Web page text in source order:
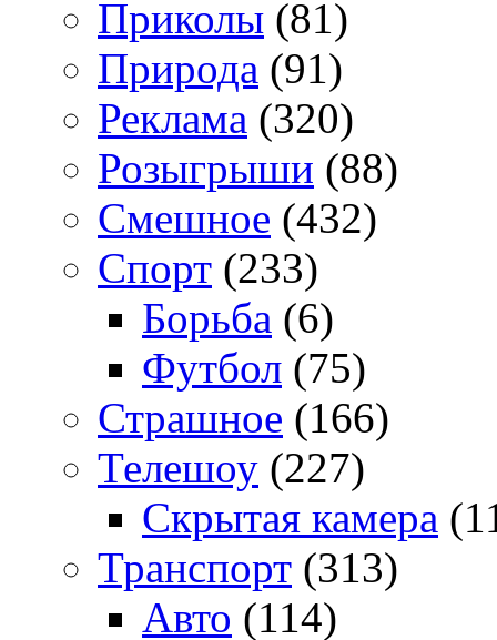
Приколы (81)
Природа (91)
Реклама (320)
Розыгрыши (88)
Смешное (432)
Спорт (233)
Борьба (6)
Футбол (75)
Страшное (166)
Телешоу (227)
Скрытая камера
Транспорт (313)
Авто (114)